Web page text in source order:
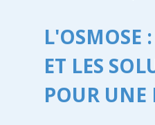
L'OSMOSE
ET LES
POUR UNE